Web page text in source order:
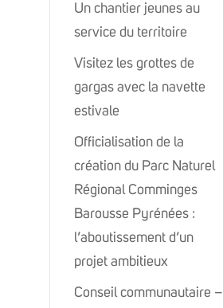
Un chantier jeunes au
service du territoire
Visitez les grottes de
gargas avec la navette
estivale
Officialisation de la
création du Parc Naturel
Régional Comminges
Barousse Pyrénées :
l’aboutissement d’un
projet ambitieux
Conseil communautaire –